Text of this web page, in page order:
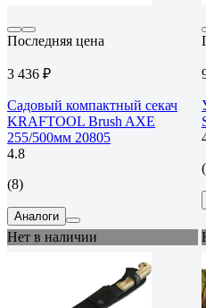
Последняя цена
3 436 ₽
Садовый компактный секач
KRAFTOOL Brush AXE
255/500мм 20805
4.8
(8)
Аналоги
Нет в наличии